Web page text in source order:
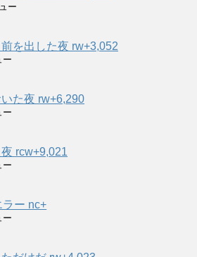
ー
を出した夜 rw+3,052
ー
た夜 rw+6,290
ー
rcw+9,021
ー
ラー nc+
ー